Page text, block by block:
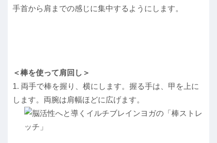
手首から肩までの感じに集中するようにします。
＜棒を使って肩回し＞
1. 両手で棒を握り、横にします。握る手は、甲を上に
します。両腕は肩幅ほどに広げます。